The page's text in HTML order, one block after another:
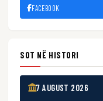
FACEBOOK
SOT NË HISTORI
7 AUGUST 2026